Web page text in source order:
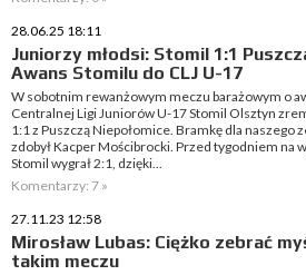
28.06.25 18:11
Juniorzy młodsi: Stomil 1:1
Awans Stomilu do CLJ U-17
W sobotnim rewanżowym meczu barażowym o
Centralnej Ligi Juniorów U-17 Stomil Olsztyn
1:1 z Puszczą Niepołomice. Bramkę dla naszego
zdobył Kacper Mościbrocki. Przed tygodniem na
Stomil wygrał 2:1, dzięki...
Komentarzy: 7 »
27.11.23 12:58
Mirosław Lubas: Ciężko zebrać
takim meczu